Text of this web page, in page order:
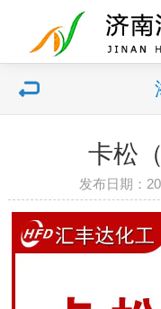
卡松
发布日期：